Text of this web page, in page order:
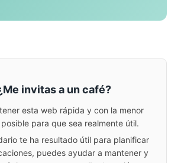
invitas a un café?
esta web rápida y con la menor
para que sea realmente útil.
te ha resultado útil para planificar
puedes ayudar a mantener y